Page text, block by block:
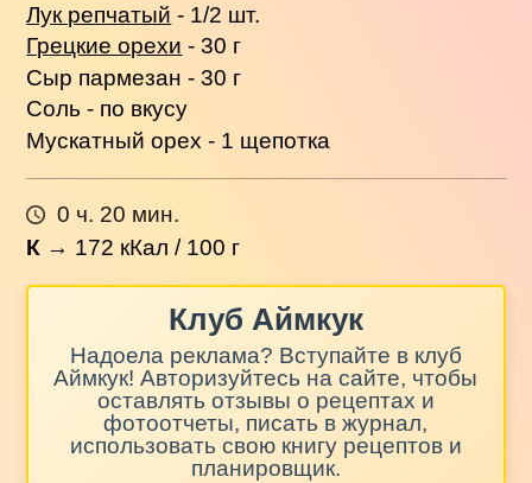
Лук репчатый - 1/2 шт.
Грецкие орехи - 30 г
Сыр пармезан - 30 г
Соль - по вкусу
Мускатный орех - 1 щепотка
0 ч. 20 мин.
К → 172 кКал / 100 г
Клуб Аймкук
Надоела реклама? Вступайте в клуб
Аймкук! Авторизуйтесь на сайте, чтобы
оставлять отзывы о рецептах и
фотоотчеты, писать в журнал,
использовать свою книгу рецептов и
планировщик.